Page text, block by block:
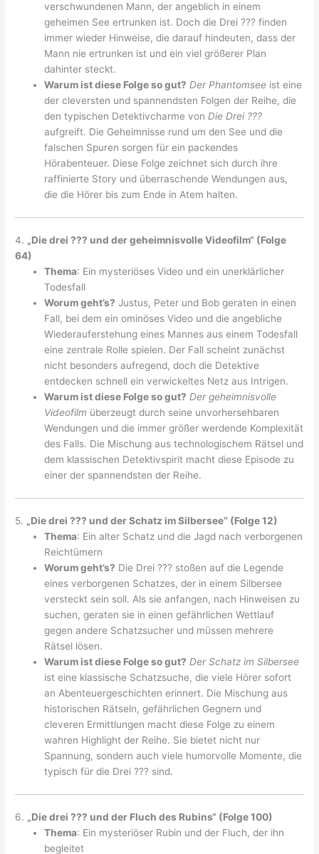
verschwundenen Mann, der angeblich in einem
geheimen See ertrunken ist. Doch die Drei ??? finden
immer wieder Hinweise, die darauf hindeuten, dass der
Mann nie ertrunken ist und ein viel größerer Plan
dahinter steckt.
Warum ist diese Folge so gut? Der Phantomsee ist eine
der cleversten und spannendsten Folgen der Reihe, die
den typischen Detektivcharme vonDie Drei ???
aufgreift. Die Geheimnisse rund um den See und die
falschen Spuren sorgen für ein packendes
Hörabenteuer. Diese Folge zeichnet sich durch ihre
raffinierte Story und überraschende Wendungen aus,
die die Hörer bis zum Ende in Atem halten.
4. „Die drei ??? und der geheimnisvolle Videofilm“ (Folge
64)
Thema: Ein mysteriöses Video und ein unerklärlicher
Todesfall
Worum geht’s? Justus, Peter und Bob geraten in einen
Fall, bei dem ein ominöses Video und die angebliche
Wiederauferstehung eines Mannes aus einem Todesfall
eine zentrale Rolle spielen. Der Fall scheint zunächst
nicht besonders aufregend, doch die Detektive
entdecken schnell ein verwickeltes Netz aus Intrigen.
Warum ist diese Folge so gut? Der geheimnisvolle
Videofilm überzeugt durch seine unvorhersehbaren
Wendungen und die immer größer werdende Komplexität
des Falls. Die Mischung aus technologischem Rätsel und
dem klassischen Detektivspirit macht diese Episode zu
einer der spannendsten der Reihe.
5. „Die drei ??? und der Schatz im Silbersee“ (Folge 12)
Thema: Ein alter Schatz und die Jagd nach verborgenen
Reichtümern
Worum geht’s? Die Drei ??? stoßen auf die Legende
eines verborgenen Schatzes, der in einem Silbersee
versteckt sein soll. Als sie anfangen, nach Hinweisen zu
suchen, geraten sie in einen gefährlichen Wettlauf
gegen andere Schatzsucher und müssen mehrere
Rätsel lösen.
Warum ist diese Folge so gut? Der Schatz im Silbersee
ist eine klassische Schatzsuche, die viele Hörer sofort
an Abenteuergeschichten erinnert. Die Mischung aus
historischen Rätseln, gefährlichen Gegnern und
cleveren Ermittlungen macht diese Folge zu einem
wahren Highlight der Reihe. Sie bietet nicht nur
Spannung, sondern auch viele humorvolle Momente, die
typisch für die Drei ??? sind.
6. „Die drei ??? und der Fluch des Rubins“ (Folge 100)
Thema: Ein mysteriöser Rubin und der Fluch, der ihn
begleitet